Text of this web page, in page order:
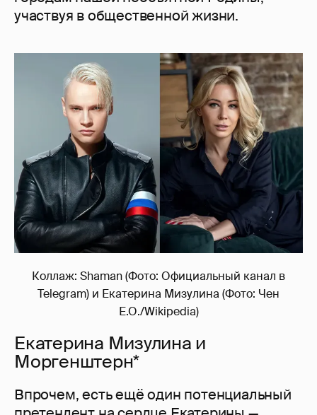
участвуя в общественной жизни.
Коллаж: Shaman (Фото: Официальный канал в
Telegram) и Екатерина Мизулина (Фото: Чен
Е.О./Wikipedia)
Екатерина Мизулина и
Моргенштерн*
Впрочем, есть ещё один потенциальный